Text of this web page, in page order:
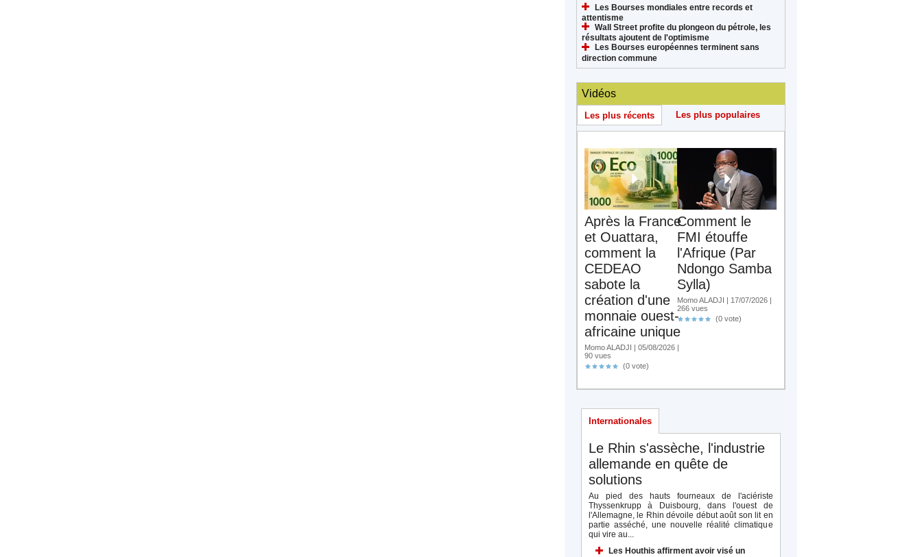
Les Bourses mondiales entre records et
attentisme
Wall Street profite du plongeon du pétrole, les
résultats ajoutent de l'optimisme
Les Bourses européennes terminent sans
direction commune
Vidéos
Les plus récents Les plus populaires
Après la France
et Ouattara,
comment la
CEDEAO
sabote la
création d'une
monnaie ouest-
africaine unique
Momo ALADJI | 05/08/2026 |
90 vues
(0 vote)
Comment le
FMI étouffe
l'Afrique (Par
Ndongo Samba
Sylla)
Momo ALADJI | 17/07/2026 |
266 vues
(0 vote)
Internationales
Le Rhin s'assèche, l'industrie
allemande en quête de
solutions
Au pied des hauts fourneaux de l'aciériste
Thyssenkrupp à Duisbourg, dans l'ouest de
l'Allemagne, le Rhin dévoile début août son lit en
partie asséché, une nouvelle réalité climatique
qui vire au...
Les Houthis affirment avoir visé un